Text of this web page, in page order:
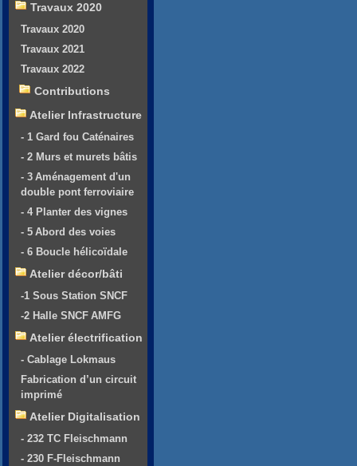
Travaux 2020
Travaux 2020
Travaux 2021
Travaux 2022
Contributions
Atelier Infrastructure
- 1 Gard fou Caténaires
- 2 Murs et murets bâtis
- 3 Aménagement d'un
double pont ferroviaire
- 4 Planter des vignes
- 5 Abord des voies
- 6 Boucle hélicoïdale
Atelier décor/bâti
-1 Sous Station SNCF
-2 Halle SNCF AMFG
Atelier électrification
- Cablage Lokmaus
Fabrication d’un circuit
imprimé
Atelier Digitalisation
- 232 TC Fleischmann
- 230 F-Fleischmann